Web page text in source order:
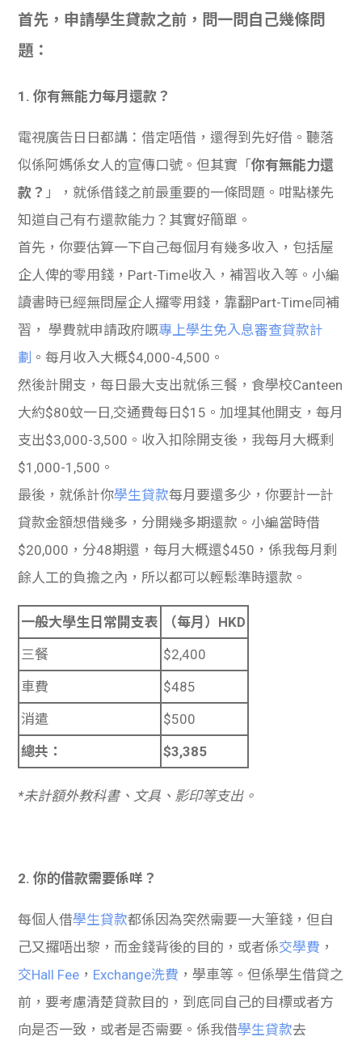
貸款
首先，申請學生貸款之前，問一問自己幾條問
題：
1. 你有無能力每月還款？
電視廣告日日都講：借定唔借，還得到先好借。聽落
似係阿媽係女人的宣傳口號。但其實「你有無能力還
款？ 」，就係借錢之前最重要的一條問題。咁點樣先
知道自己有冇還款能力？其實好簡單。
首先，你要估算一下自己每個月有幾多收入，包括屋
企人俾的零用錢，Part-Time收入，補習收入等。小編
讀書時已經無問屋企人攞零用錢，靠翻Part-Time同補
習， 學費就申請政府嘅專上學生免入息審查貸款計
劃 。每月收入大概$4,000-4,500。
然後計開支，每日最大支出就係三餐，食學校Canteen
大約$80蚊一日,交通費每日$15。加埋其他開支，每月
支出$3,000-3,500。收入扣除開支後，我每月大概剩
$1,000-1,500。
最後，就係計你學生貸款每月要還多少，你要計一計
貸款金額想借幾多，分開幾多期還款。小編當時借
$20,000，分48期還，每月大概還$450，係我每月剩
餘人工的負擔之內，所以都可以輕鬆準時還款。
一般大學生日常開支表
（每月）HKD
三餐
$2,400
車費
$485
消遣
$500
總共：
$3,385
*未計額外教科書、文具、影印等支出。
2. 你的借款需要係咩？
每個人借學生貸款都係因為突然需要一大筆錢，但自
己又攞唔出黎，而金錢背後的目的，或者係交學費 ，
交Hall Fee ， Exchange洗費 ，學車等。但係學生借貸之
前，要考慮清楚貸款目的，到底同自己的目標或者方
向是否一致，或者是否需要。係我借學生貸款去